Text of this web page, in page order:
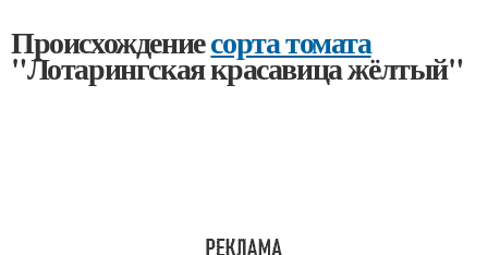
Происхождениесорта томата
"Лотарингская красавица жёлтый"